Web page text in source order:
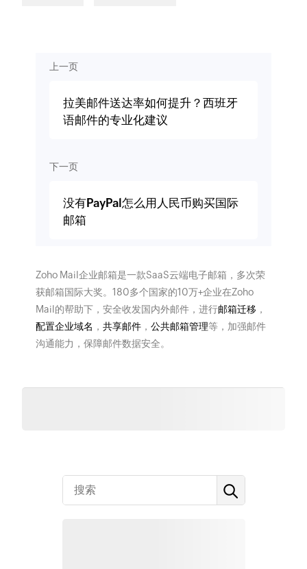
上一页
拉美邮件送达率如何提升？西班牙
语邮件的专业化建议
下一页
没有PayPal怎么用人民币购买国际
邮箱
Zoho Mail企业邮箱是一款SaaS云端电子邮箱，多次荣
获邮箱国际大奖。180多个国家的10万+企业在Zoho
Mail的帮助下，安全收发国内外邮件，进行邮箱迁移 ，
配置企业域名 ， 共享邮件， 公共邮箱管理等，加强邮件
沟通能力，保障邮件数据安全。